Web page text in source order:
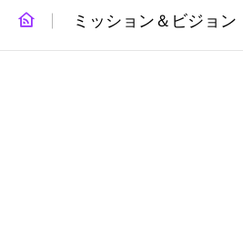
ミッション＆ビジョン